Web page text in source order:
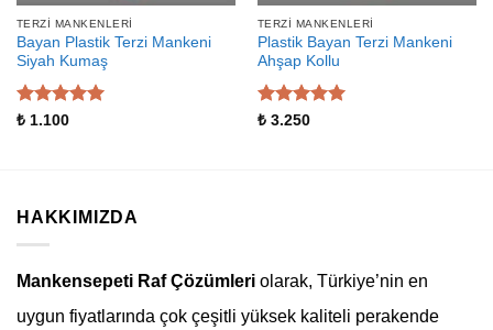
TERZI MANKENLERI
Bayan Plastik Terzi Mankeni
Siyah Kumaş
5 üzerinden
₺1.100
TERZI MANKENLERI
Plastik Bayan Terzi Mankeni
Ahşap Kollu
5 üzerinden
₺3.250
HAKKIMIZDA
Mankensepeti Raf Çözümleri olarak, Türkiye’nin en
uygun fiyatlarında çok çeşitli yüksek kaliteli perakende